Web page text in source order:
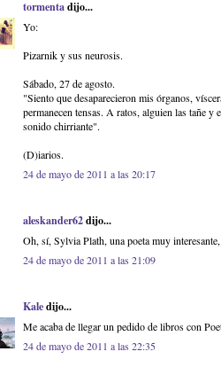
tormentadijo...
Yo:
Pizarnik y sus neurosis.
Sábado, 27 de agosto.
"Siento que desaparecieron mis órganos,
permanecen tensas. A ratos, alguien las tañe
sonido chirriante".
(D)iarios.
24 de mayo de 2011 a las 20:17
aleskander62dijo...
Oh, sí, Sylvia Plath, una poeta muy
24 de mayo de 2011 a las 21:09
Kaledijo...
Me acaba de llegar un pedido de libros con
24 de mayo de 2011 a las 22:35